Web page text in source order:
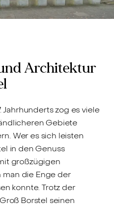
Architektur
Jahrhunderts zog es viele
Gebiete
Wer es sich leisten
in den Genuss
großzügigen
die Enge der
konnte. Trotz der
Borstel seinen